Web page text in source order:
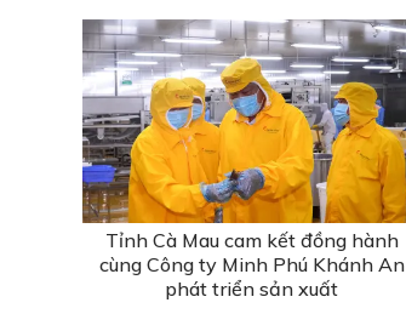
Tỉnh Cà Mau cam kết đồng hành
cùng Công ty Minh Phú Khánh An
phát triển sản xuất